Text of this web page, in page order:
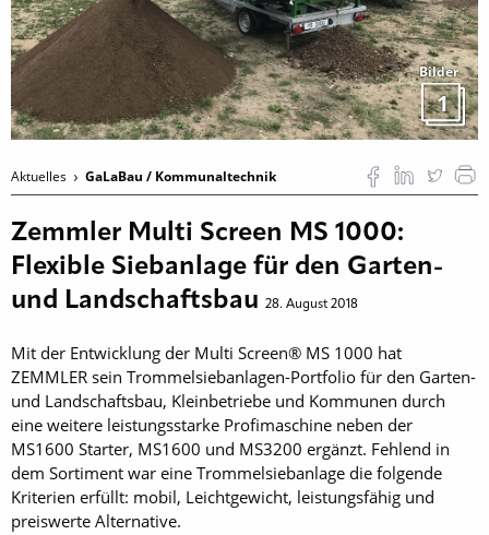
Bilder
1
Aktuelles GaLaBau / Kommunaltechnik
Zemmler Multi Screen MS 1000:
Flexible Siebanlage für den Garten-
und Landschaftsbau 28. August 2018
Mit der Entwicklung der Multi Screen® MS 1000 hat
ZEMMLER sein Trommelsiebanlagen-Portfolio für den Garten-
und Landschaftsbau, Kleinbetriebe und Kommunen durch
eine weitere leistungsstarke Profimaschine neben der
MS1600 Starter, MS1600 und MS3200 ergänzt. Fehlend in
dem Sortiment war eine Trommelsiebanlage die folgende
Kriterien erfüllt: mobil, Leichtgewicht, leistungsfähig und
preiswerte Alternative.